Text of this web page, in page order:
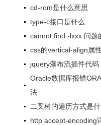
cd-rom是什么意思
type-c接口是什么
cannot find -lxxx 问题
css的vertical-align属
jquery瀑布流插件代码
Oracle数据库报错
法
二叉树的遍历方式是
http accept-encoding